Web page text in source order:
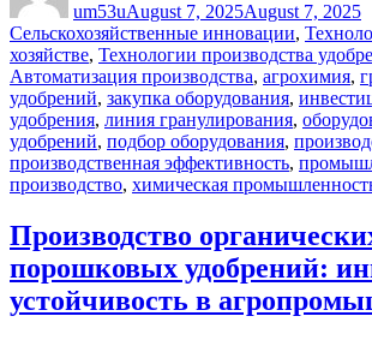
um53uAugust 7, 2025August 7, 2025
Сельскохозяйственные инновации,
хозяйстве, Технологии производства
Автоматизация производства, агрохимия,
удобрений, закупка оборудования,
удобрения, линия гранулирования,
удобрений, подбор оборудования,
производственная эффективность,
производство, химическая
Производство
порошковых удобрений:
устойчивость в